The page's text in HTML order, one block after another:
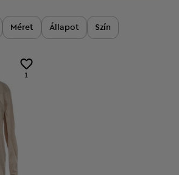
Méret Állapot Szín
1